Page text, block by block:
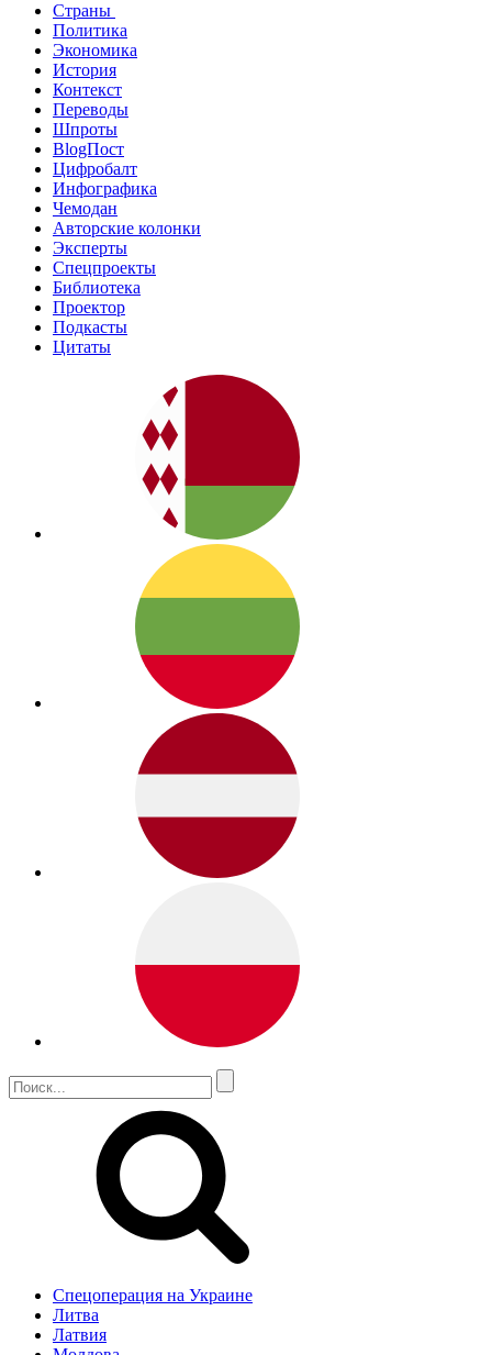
Страны
Политика
Экономика
История
Контекст
Переводы
Шпроты
BlogПост
Цифробалт
Инфографика
Чемодан
Авторские колонки
Эксперты
Спецпроекты
Библиотека
Проектор
Подкасты
Цитаты
Спецоперация на Украине
Литва
Латвия